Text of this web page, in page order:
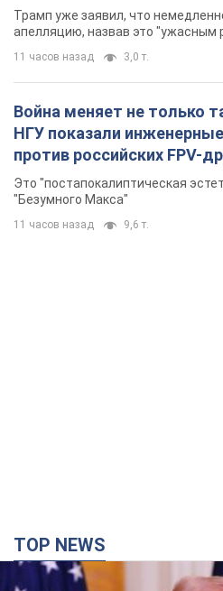
бального зала
долларов
Трамп уже заявил, что
апелляцию, назвав это "ужасным
11 часов назад 3,0 т.
Война меняет не только
НГУ показали
против российских FPV-
Фото
Это "постапокалиптическая
"Безумного Макса"
11 часов назад 9,6 т.
TOP NEWS